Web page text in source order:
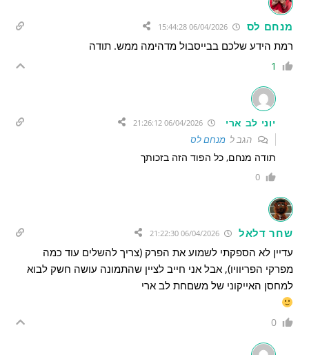
מנחם לס 06/04/2026 15:44:28
רמת הידע שלכם בבייסבול מדהימה ממש. תודה
1
יוני לב ארי 06/04/2026 21:26:12
הגב למנחם לס
תודה מנחם, כל הפוד הזה בזכותך
0
שחר דלאל 06/04/2026 21:22:30
עדיין לא הספקתי לשמוע את הפרק (צריך להשלים עוד כמה
מפרקי הפריוויו), אבל אני חייב לציין שהתמונה עושה חשק לבוא
למחסן האייקוני של משםחת לב ארי
0